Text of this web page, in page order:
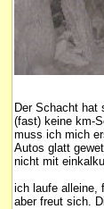
Der Schacht hat
(fast) keine km-
muss ich mich
Autos glatt
nicht mit
ich laufe alleine,
aber freut sich.